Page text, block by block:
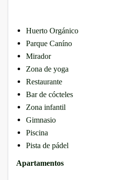
Huerto Orgánico
Parque Caníno
Mirador
Zona de yoga
Restaurante
Bar de cócteles
Zona infantil
Gimnasio
Piscina
Pista de pádel
Apartamentos